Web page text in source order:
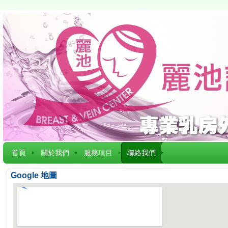
首頁 關於我們 服務項目 聯絡我們
Google 地圖